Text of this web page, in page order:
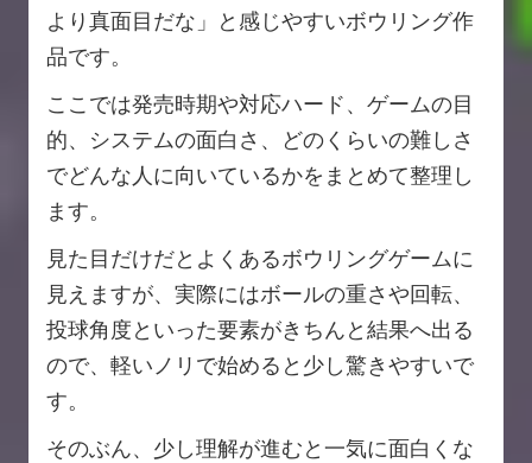
より真面目だな」と感じやすいボウリング作
品です。
ここでは発売時期や対応ハード、ゲームの目
的、システムの面白さ、どのくらいの難しさ
でどんな人に向いているかをまとめて整理し
ます。
見た目だけだとよくあるボウリングゲームに
見えますが、実際にはボールの重さや回転、
投球角度といった要素がきちんと結果へ出る
ので、軽いノリで始めると少し驚きやすいで
す。
そのぶん、少し理解が進むと一気に面白くな